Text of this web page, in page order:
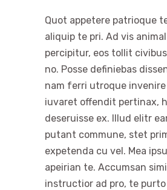
Quot appetere patrioque
aliquip te pri. Ad vis
percipitur, eos tollit
no. Posse definiebas
nam ferri utroque
iuvaret offendit pertinax,
deseruisse ex. Illud elitr
putant commune, stet
expetenda cu vel. Mea
apeirian te. Accumsan
instructior ad pro, te